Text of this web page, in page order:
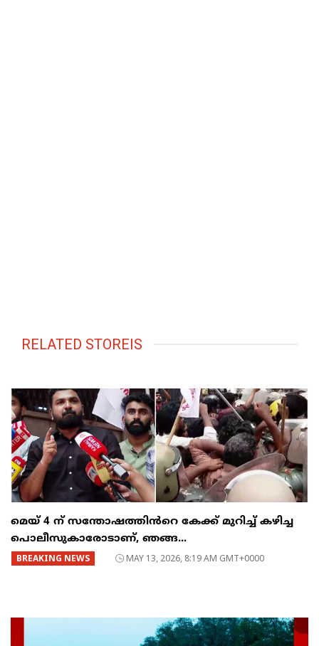
RELATED STOREIS
മെയ് 4 ന് സന്തോഷത്തിൻറെ കേക്ക് മുറിച്ച് കഴിച്ച
പൊലീസുകാരോടാണ്, ഞങ്ങ...
BREAKING NEWS MAY 13, 2026, 8:19 AM GMT+0000